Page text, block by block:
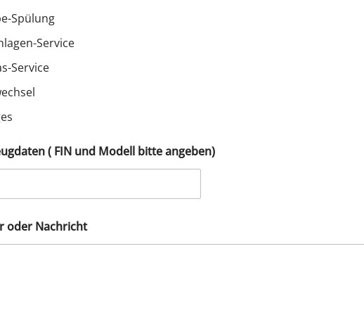
Spülung
Service
Service
( FIN und Modell bitte angeben)
oder Nachricht